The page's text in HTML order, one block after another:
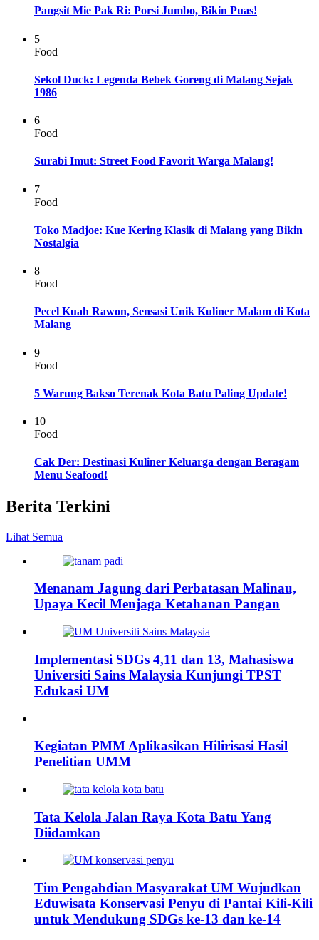
Pangsit Mie Pak Ri: Porsi Jumbo, Bikin Puas!
5
Food
Sekol Duck: Legenda Bebek Goreng di Malang Sejak
1986
6
Food
Surabi Imut: Street Food Favorit Warga Malang!
7
Food
Toko Madjoe: Kue Kering Klasik di Malang yang Bikin
Nostalgia
8
Food
Pecel Kuah Rawon, Sensasi Unik Kuliner Malam di Kota
Malang
9
Food
5 Warung Bakso Terenak Kota Batu Paling Update!
10
Food
Cak Der: Destinasi Kuliner Keluarga dengan Beragam
Menu Seafood!
Berita Terkini
Lihat Semua
Menanam Jagung dari Perbatasan Malinau,
Upaya Kecil Menjaga Ketahanan Pangan
Implementasi SDGs 4,11 dan 13, Mahasiswa
Universiti Sains Malaysia Kunjungi TPST
Edukasi UM
Kegiatan PMM Aplikasikan Hilirisasi Hasil
Penelitian UMM
Tata Kelola Jalan Raya Kota Batu Yang
Diidamkan
Tim Pengabdian Masyarakat UM Wujudkan
Eduwisata Konservasi Penyu di Pantai Kili-Kili
untuk Mendukung SDGs ke-13 dan ke-14